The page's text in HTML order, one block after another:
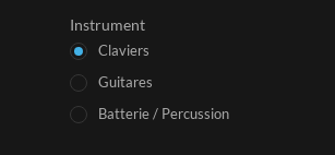
Instrument
Claviers
Guitares
Batterie / Percussion